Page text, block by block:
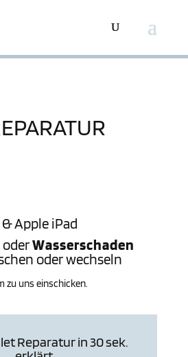
&Apple iPad
oderWasserschaden
oder wechseln
zu uns einschicken.
Reparatur in 30 sek.